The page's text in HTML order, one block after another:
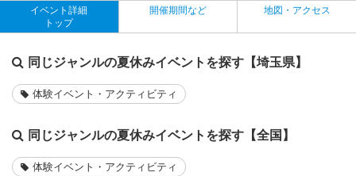
イベント詳細
トップ
開催期間など 地図・アクセス
同じジャンルの夏休みイベントを探す【埼玉県】
体験イベント・アクティビティ
同じジャンルの夏休みイベントを探す【全国】
体験イベント・アクティビティ